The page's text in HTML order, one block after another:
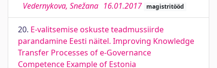
Vedernykova, Snežana 16.01.2017 magistritööd
20. E-valitsemise oskuste teadmussiirde
parandamine Eesti näitel. Improving Knowledge
Transfer Processes of e-Governance
Competence Example of Estonia